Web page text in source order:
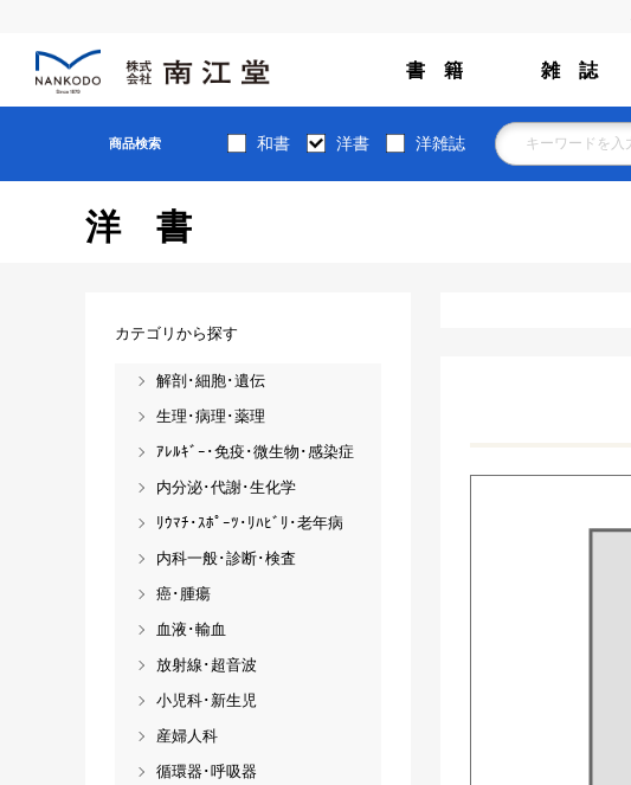
書 籍 雑 誌
商品検索 和書 洋書 洋雑誌
洋書
カテゴリから探す
解剖･細胞･遺伝
生理･病理･薬理
ｱﾚﾙｷﾞｰ･免疫･微生物･感染症
内分泌･代謝･生化学
ﾘｳﾏﾁ･ｽﾎﾟｰﾂ･ﾘﾊﾋﾞﾘ･老年病
内科一般･診断･検査
癌･腫瘍
血液･輸血
放射線･超音波
小児科･新生児
産婦人科
循環器･呼吸器